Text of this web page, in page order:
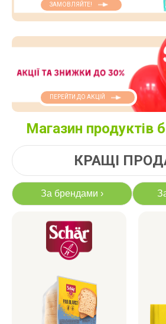
ЗАМОВЛЯЙТЕ!
ПЕРЕЙТИ ДО АКЦІЙ
Магазин продуктів
КРАЩІ
За брендами ›
яєць
казеїну
білку